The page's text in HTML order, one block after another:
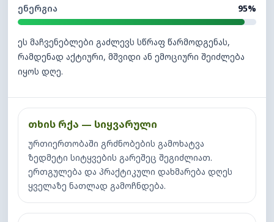
ენერგია 95%
ეს მაჩვენებლები გაძლევს სწრაფ წარმოდგენას,
რამდენად აქტიური, მშვიდი ან ემოციური შეიძლება
იყოს დღე.
თხის რქა — სიყვარული
ურთიერთობაში გრძნობების გამოხატვა
ზედმეტი სიტყვების გარეშეც შეგიძლიათ.
ერთგულება და პრაქტიკული დახმარება დღეს
ყველაზე ნათლად გამოჩნდება.